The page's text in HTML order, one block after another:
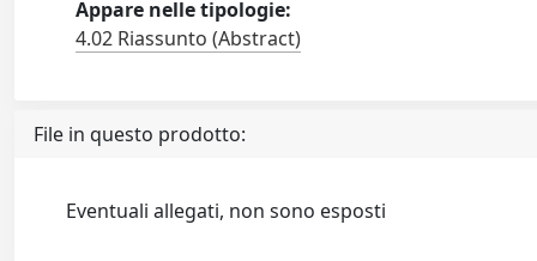
Appare nelle tipologie:
4.02 Riassunto (Abstract)
File in questo prodotto:
Eventuali allegati, non sono esposti